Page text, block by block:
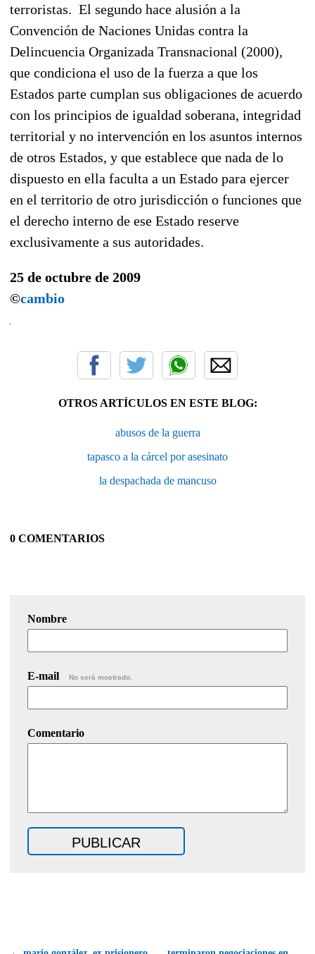
terroristas. El segundo hace alusión a la
Convención de Naciones Unidas contra la
Delincuencia Organizada Transnacional (2000),
que condiciona el uso de la fuerza a que los
Estados parte cumplan sus obligaciones de acuerdo
con los principios de igualdad soberana, integridad
territorial y no intervención en los asuntos internos
de otros Estados, y que establece que nada de lo
dispuesto en ella faculta a un Estado para ejercer
en el territorio de otro jurisdicción o funciones que
el derecho interno de ese Estado reserve
exclusivamente a sus autoridades.
25 de octubre de 2009
©cambio
OTROS ARTÍCULOS EN ESTE BLOG:
abusos de la guerra
tapasco a la cárcel por asesinato
la despachada de mancuso
0 COMENTARIOS
Nombre
E-mail No será mostrado.
Comentario